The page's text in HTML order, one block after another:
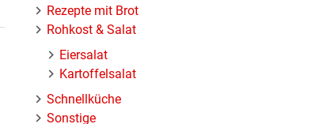
Rezepte mit Brot
Rohkost & Salat
Eiersalat
Kartoffelsalat
Schnellküche
Sonstige